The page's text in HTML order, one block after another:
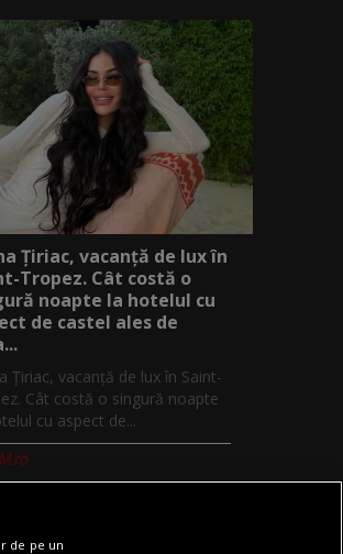
Țiriac, vacanță de lux în
Tropez. Cât costă o
noapte la hotelul cu
de castel ales de
Țiriac, vacanță de lux în Saint-
Cât costă o singură noapte
cu aspect de...
de pe un